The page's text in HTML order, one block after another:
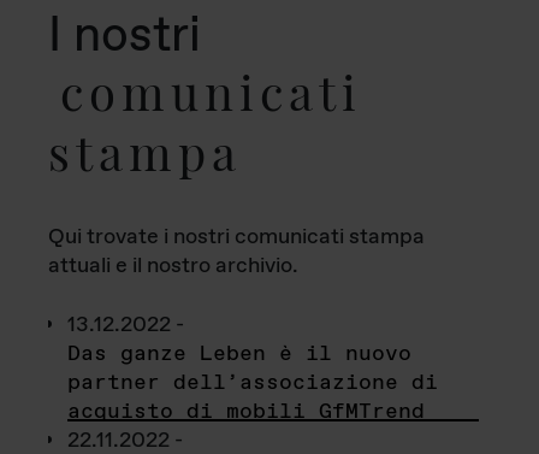
I nostri
comunicati
stampa
Qui trovate i nostri comunicati stampa
attuali e il nostro archivio.
13.12.2022 -
Das ganze Leben è il nuovo
partner dell’associazione di
acquisto di mobili GfMTrend
22.11.2022 -